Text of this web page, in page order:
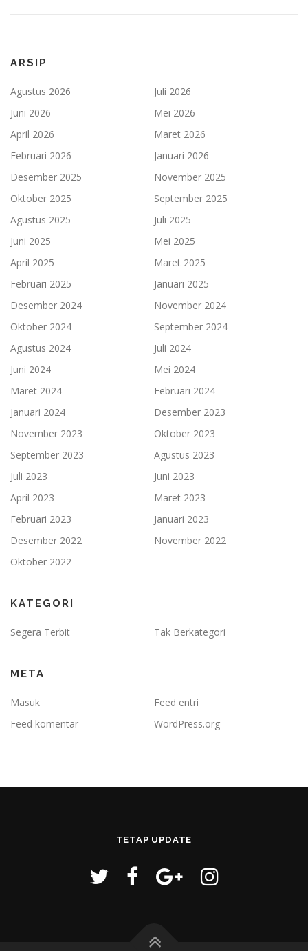
ARSIP
Agustus 2026
Juli 2026
Juni 2026
Mei 2026
April 2026
Maret 2026
Februari 2026
Januari 2026
Desember 2025
November 2025
Oktober 2025
September 2025
Agustus 2025
Juli 2025
Juni 2025
Mei 2025
April 2025
Maret 2025
Februari 2025
Januari 2025
Desember 2024
November 2024
Oktober 2024
September 2024
Agustus 2024
Juli 2024
Juni 2024
Mei 2024
Maret 2024
Februari 2024
Januari 2024
Desember 2023
November 2023
Oktober 2023
September 2023
Agustus 2023
Juli 2023
Juni 2023
April 2023
Maret 2023
Februari 2023
Januari 2023
Desember 2022
November 2022
Oktober 2022
KATEGORI
Segera Terbit Tak Berkategori
META
Masuk
Feed entri
Feed komentar
WordPress.org
TETAP UPDATE